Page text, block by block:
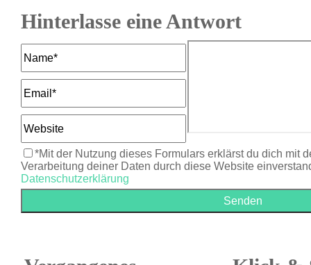
Hinterlasse eine Antwort
*Mit der Nutzung dieses Formulars erklärst du dich mit
Verarbeitung deiner Daten durch diese Website
Datenschutzerklärung